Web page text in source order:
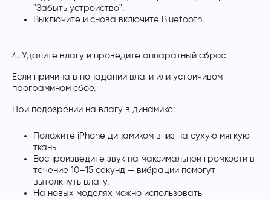
"Забыть устройство".
Выключите и снова включите Bluetooth.
4. Удалите влагу и проведите аппаратный сброс
Если причина в попадании влаги или устойчивом
программном сбое.
При подозрении на влагу в динамике:
Положите iPhone динамиком вниз на сухую мягкую
ткань.
Воспроизведите звук на максимальной громкости в
течение 10–15 секунд — вибрации помогут
вытолкнуть влагу.
На новых моделях можно использовать